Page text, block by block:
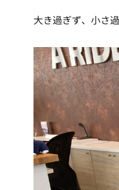
大き過ぎず、小さ